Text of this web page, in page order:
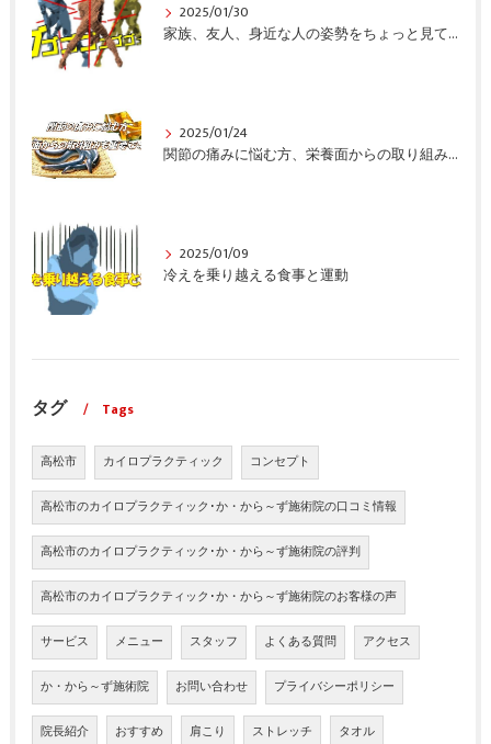
2025/01/30
家族、友人、身近な人の姿勢をちょっと見てみませんか？
2025/01/24
関節の痛みに悩む方、栄養面からの取り組みも重要ですよ！
2025/01/09
冷えを乗り越える食事と運動
タグ Tags
高松市 カイロプラクティック コンセプト
高松市のカイロプラクティック･か・から～ず施術院の口コミ情報
高松市のカイロプラクティック･か・から～ず施術院の評判
高松市のカイロプラクティック･か・から～ず施術院のお客様の声
サービス メニュー スタッフ よくある質問 アクセス
か・から～ず施術院 お問い合わせ プライバシーポリシー
院長紹介 おすすめ 肩こり ストレッチ タオル